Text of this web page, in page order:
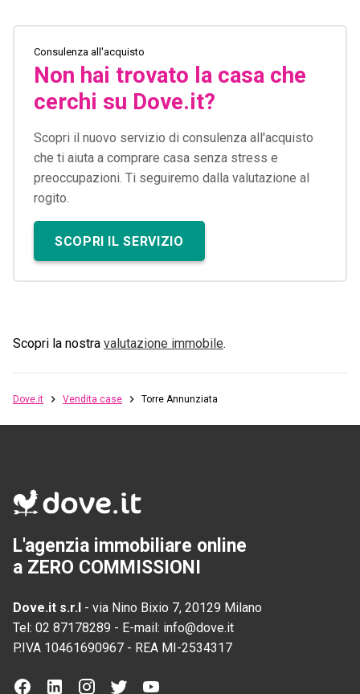
Consulenza all'acquisto
Non hai trovato la casa che
cerchi su Dove.it?
Scopri il nuovo servizio di consulenza all'acquisto
che ti aiuta a comprare casa senza stress e
preoccupazioni. Ti seguiremo dalla valutazione al
rogito.
SCOPRI IL SERVIZIO
Scopri la nostra valutazione immobile.
Dove.it Vendita case Torre Annunziata
L'agenzia immobiliare online
a ZERO COMMISSIONI
Dove.it s.r.l - via Nino Bixio 7, 20129 Milano
Tel: 02 87178289 - E-mail: info@dove.it
P.IVA 10461690967 - REA MI-2534317